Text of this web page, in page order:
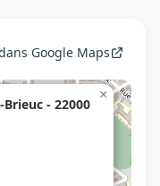
Google Maps
- 22000
×